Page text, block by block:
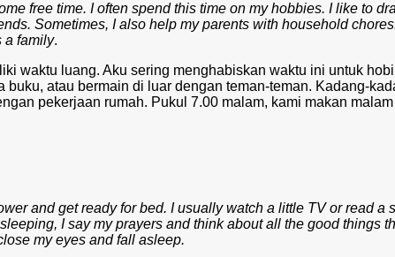
free time. I often spend this time on my hobbies. I like to
Sometimes, I also help my parents with household
a family.
waktu luang. Aku sering menghabiskan waktu ini untuk
buku, atau bermain di luar dengan teman-teman. Kadang-
pekerjaan rumah. Pukul 7.00 malam, kami makan
and get ready for bed. I usually watch a little TV or read a
I say my prayers and think about all the good things
my eyes and fall asleep.